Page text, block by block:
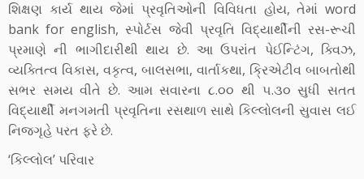
શિક્ષણ કાર્ય થાય જેમાં પ્રવૃતિઓની વિવિધતા હોય, તેમાં word
bank for english, સ્પોર્ટસ જેવી પ્રવૃતિ વિદ્યાર્થીની રસ-રૂચી
પ્રમાણે ની ભાગીદારીથી થાય છે. આ ઉપરાંત પેઈન્ટિંગ, ક્વિઝ,
વ્યક્તિત્વ વિકાસ, વકૃત્વ, બાલસભા, વાર્તાકથા, ક્રિએટીવ બાબતોથી
સભર સમય વીતે છે. આમ સવારના ૮.૦૦ થી ૫.૩૦ સુધી સતત
વિદ્યાર્થી મનગમતી પ્રવૃતિના રસથાળ સાથે કિલ્લોલની સુવાસ લઈ
નિજગૃહે પરત ફરે છે.
‘કિલ્લોલ’ પરિવાર